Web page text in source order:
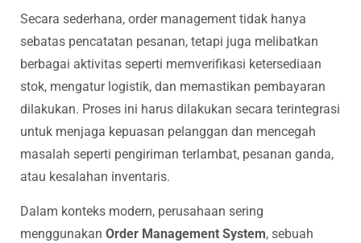
Secara sederhana, order management tidak hanya
sebatas pencatatan pesanan, tetapi juga melibatkan
berbagai aktivitas seperti memverifikasi ketersediaan
stok, mengatur logistik, dan memastikan pembayaran
dilakukan. Proses ini harus dilakukan secara terintegrasi
untuk menjaga kepuasan pelanggan dan mencegah
masalah seperti pengiriman terlambat, pesanan ganda,
atau kesalahan inventaris.
Dalam konteks modern, perusahaan sering
menggunakan Order Management System, sebuah